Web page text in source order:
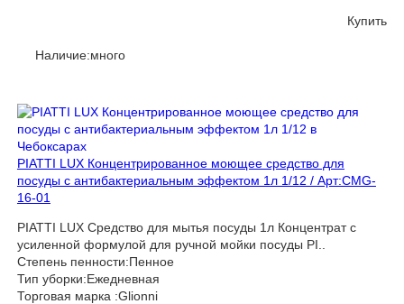
Купить
Наличие:много
PIATTI LUX Концентрированное моющее средство для
посуды с антибактериальным эффектом 1л 1/12 / Арт:CMG-
16-01
PIATTI LUX Средство для мытья посуды 1л Концентрат с
усиленной формулой для ручной мойки посуды PI..
Степень пенности:Пенное
Тип уборки:Ежедневная
Торговая марка :Glionni